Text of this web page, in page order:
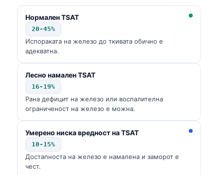
Нормален TSAT
20-45%
Испораката на железо до ткивата обично е
адекватна.
Лесно намален TSAT
16-19%
Рана дефицит на железо или воспалителна
ограниченост на железо е можна.
Умерено ниска вредност на TSAT
10-15%
Достапноста на железо е намалена и заморот е
чест.